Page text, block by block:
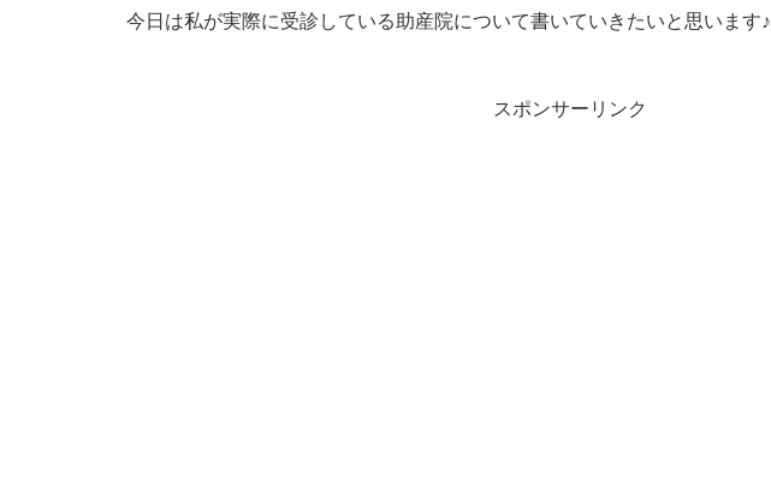
今日は私が実際に受診している助産院について書いていきたいと思います♪
スポンサーリンク